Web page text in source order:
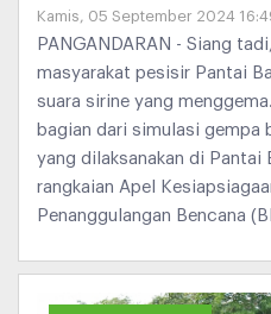
Kamis, 05 September 2024
PANGANDARAN - Siang
masyarakat pesisir Pantai
suara sirine yang
bagian dari simulasi gempa
yang dilaksanakan di Pantai
rangkaian Apel
Penanggulangan Bencana